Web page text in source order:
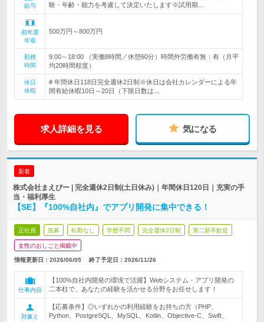
給与
験・年齢・能力を考慮して決定いたします※試用期…
初年度
年収
500万円～800万円
勤務
時間
9:00～18:00 （実働8時間／休憩60分）時間外労働有無：有（月平
均20時間程度）
休日
休暇
# 年間休日118日完全週休2日制※休日は会社カレンダーによる年
間有給休暇10日～20日（下限日数は…
求人詳細を見る 気になる
新着
株式会社まえびー | 完全週休2日制(土日休み)｜年間休日120日｜充実の手
当・福利厚生
【SE】『100%自社内』でアプリ開発に集中できる！
正社員 急募 転勤なし 学歴不問 完全週休2日制 第二新卒歓迎
女性のおしごと掲載中
情報更新日：2026/06/05 終了予定日： 2026/11/26
仕事内容
【100%自社内開発の環境で活躍】Webシステム・アプリ開発の
二本柱で、あなたの経験を活かせる分野をお任せします！
対象と
【応募条件】◎いずれかの利用経験をお持ちの方（PHP、
Python、PostgreSQL、MySQL、Kotlin、Objective-C、Swift、